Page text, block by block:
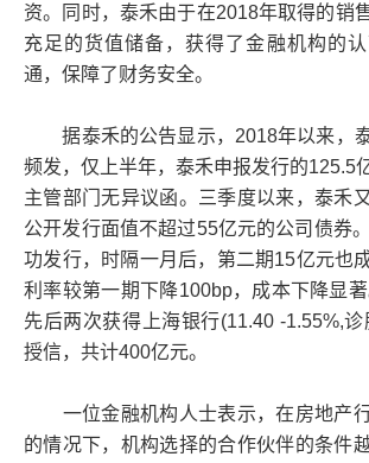
资。同时，泰禾由于在2018年取得的销
充足的货值储备，获得了金融机构的
通，保障了财务安全。
据泰禾的公告显示，2018年以来，
频发，仅上半年，泰禾申报发行的125.5
主管部门无异议函。三季度以来，泰禾
公开发行面值不超过55亿元的公司债券
功发行，时隔一月后，第二期15亿元也
利率较第一期下降100bp，成本下降显
先后两次获得上海银行(11.40 -1.55%,
授信，共计400亿元。
一位金融机构人士表示，在房地产
的情况下，机构选择的合作伙伴的条件